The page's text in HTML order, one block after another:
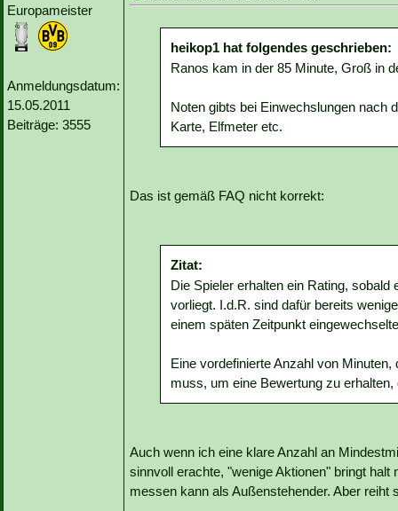
Europameister
Anmeldungsdatum:
15.05.2011
Beiträge: 3555
heikop1 hat folgendes geschrieben:
Ranos kam in der 85 Minute, Groß in
Noten gibts bei Einwechslungen nach
Karte, Elfmeter etc.
Das ist gemäß FAQ nicht korrekt:
Zitat:
Die Spieler erhalten ein Rating,
vorliegt. I.d.R. sind dafür bereits
einem späten Zeitpunkt
Eine vordefinierte Anzahl von
muss, um eine Bewertung zu
Auch wenn ich eine klare Anzahl an
sinnvoll erachte, "wenige Aktionen" bringt
messen kann als Außenstehender. Aber reiht